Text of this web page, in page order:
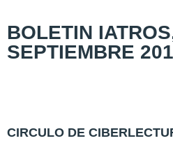
BOLETIN
SEPTIEMBRE
CIRCULO DE